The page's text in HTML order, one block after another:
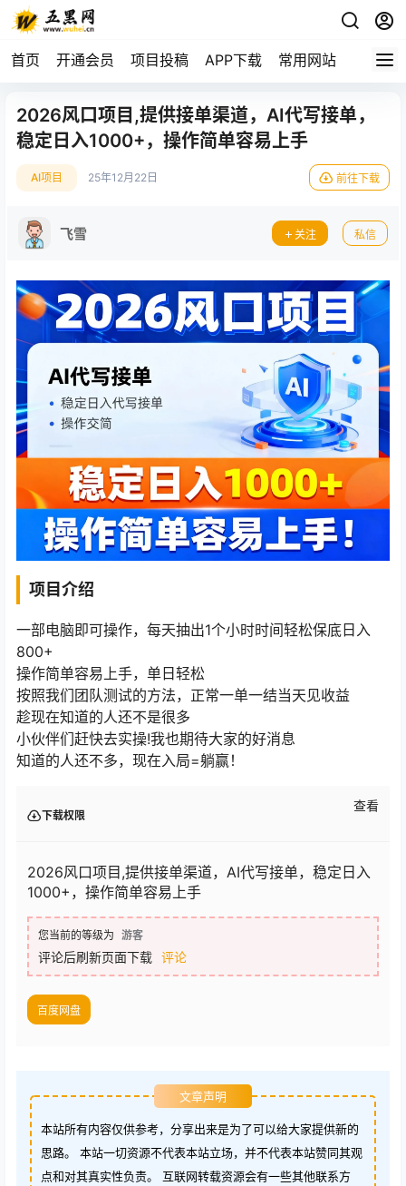
首页 开通会员 项目投稿 APP下载 常用网站
2026风口项目,提供接单渠道，AI代写接单，
稳定日入1000+，操作简单容易上手
AI项目 25年12月22日 前往下载
飞雪 关注 私信
项目介绍
一部电脑即可操作，每天抽出1个小时时间轻松保底日入
800+
操作简单容易上手，单日轻松
按照我们团队测试的方法，正常一单一结当天见收益
趁现在知道的人还不是很多
小伙伴们赶快去实操!我也期待大家的好消息
知道的人还不多，现在入局=躺赢！
下载权限
查看
2026风口项目,提供接单渠道，AI代写接单，稳定日入
1000+，操作简单容易上手
您当前的等级为 游客
评论后刷新页面下载 评论
百度网盘
文章声明
本站所有内容仅供参考，分享出来是为了可以给大家提供新的
思路。 本站一切资源不代表本站立场，并不代表本站赞同其观
点和对其真实性负责。 互联网转载资源会有一些其他联系方